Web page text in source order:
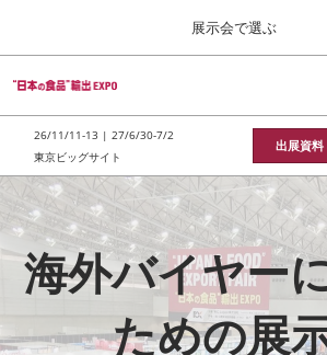
プ
し
進
む
to
close
展示会で選ぶ
日本の食品”輸出EXPO
2026年11月11日
東京ビッグサイト / Tokyo
JFEX
2026年11月11日
東京ビッグサイト / Tokyo
ー
ナ
ゲ
ー
シ
ョ
ン
を
折
26/11/11-13 | 27/6/30-7/2
東京ビッグサイト
出展資料
“日
本
海外バイヤー
ための展